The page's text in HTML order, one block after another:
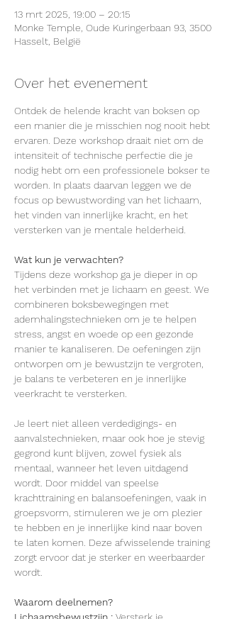
13 mrt 2025, 19:00 – 20:15
Monke Temple, Oude Kuringerbaan 93, 3500
Hasselt, België
Over het evenement
Ontdek de helende kracht van boksen op
een manier die je misschien nog nooit hebt
ervaren. Deze workshop draait niet om de
intensiteit of technische perfectie die je
nodig hebt om een professionele bokser te
worden. In plaats daarvan leggen we de
focus op bewustwording van het lichaam,
het vinden van innerlijke kracht, en het
versterken van je mentale helderheid.
Wat kun je verwachten?
Tijdens deze workshop ga je dieper in op
het verbinden met je lichaam en geest. We
combineren boksbewegingen met
ademhalingstechnieken om je te helpen
stress, angst en woede op een gezonde
manier te kanaliseren. De oefeningen zijn
ontworpen om je bewustzijn te vergroten,
je balans te verbeteren en je innerlijke
veerkracht te versterken.
Je leert niet alleen verdedigings- en
aanvalstechnieken, maar ook hoe je stevig
gegrond kunt blijven, zowel fysiek als
mentaal, wanneer het leven uitdagend
wordt. Door middel van speelse
krachttraining en balansoefeningen, vaak in
groepsvorm, stimuleren we je om plezier
te hebben en je innerlijke kind naar boven
te laten komen. Deze afwisselende training
zorgt ervoor dat je sterker en weerbaarder
wordt.
Waarom deelnemen?